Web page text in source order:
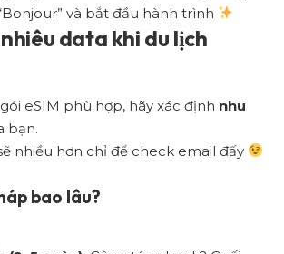
và bắt đầu hành trình
nhiêu data khi du lịch
eSIM phù hợp, hãy xác định nhu
bạn.
nhiều hơn chỉ để check email đấy
bao lâu?